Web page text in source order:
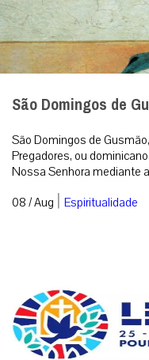
São Domingos de
São Domingos de
Pregadores, ou
Nossa Senhora mediante
08 / Aug | Espiritualidade